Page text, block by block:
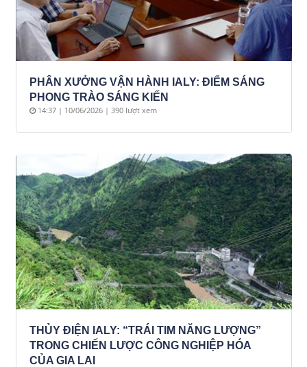
PHÂN XƯỞNG VẬN HÀNH IALY: ĐIỂM SÁNG
PHONG TRÀO SÁNG KIẾN
14:37 | 10/06/2026 | 390 lượt xem
THỦY ĐIỆN IALY: “TRÁI TIM NĂNG LƯỢNG”
TRONG CHIẾN LƯỢC CÔNG NGHIỆP HÓA
CỦA GIA LAI